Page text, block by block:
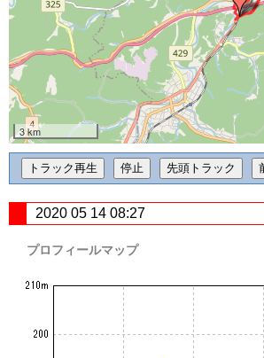
3 km
2020 05 14 08:27
プロフィールマップ